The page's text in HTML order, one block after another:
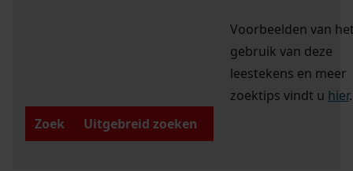
Voorbeelden van
gebruik van deze
leestekens en meer
zoektips vindt u hier.
Zoek
Uitgebreid zoeken